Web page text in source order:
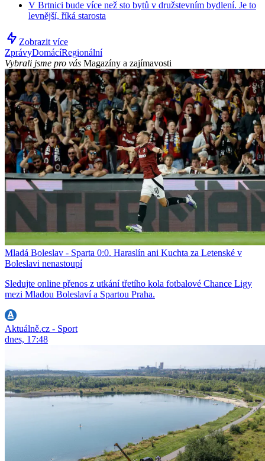
V Brtnici bude více než sto bytů v družstevním bydlení. Je to
levnější, říká starosta
Zobrazit více
ZprávyDomácíRegionální
Vybrali jsme pro vás Magazíny a zajímavosti
Mladá Boleslav - Sparta 0:0. Haraslín ani Kuchta za Letenské v
Boleslavi nenastoupí
Sledujte online přenos z utkání třetího kola fotbalové Chance Ligy
mezi Mladou Boleslaví a Spartou Praha.
Aktuálně.cz - Sport
dnes, 17:48